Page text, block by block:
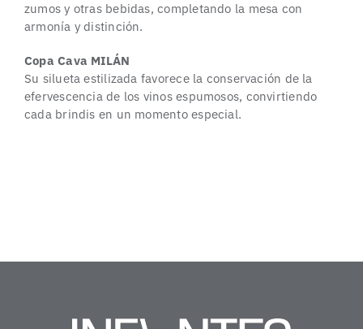
zumos y otras bebidas, completando la mesa con
armonía y distinción.
Copa Cava MILÁN
Su silueta estilizada favorece la conservación de la
efervescencia de los vinos espumosos, convirtiendo
cada brindis en un momento especial.